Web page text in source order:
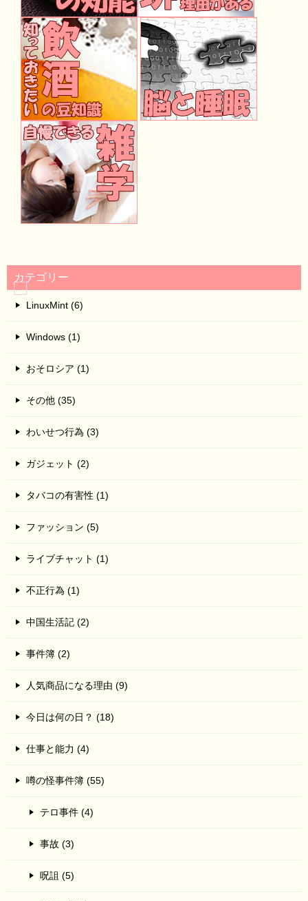
カテゴリー
LinuxMint (6)
Windows (1)
おそロシア (1)
その他 (35)
わいせつ行為 (3)
ガジェット (2)
タバコの有害性 (1)
ファッション (5)
ライブチャット (1)
不正行為 (1)
中国生活記 (2)
事件簿 (2)
人気商品になる理由 (9)
今日は何の日？ (18)
仕事と能力 (4)
噂の怪事件簿 (55)
テロ事件 (4)
事故 (3)
呪詛 (5)